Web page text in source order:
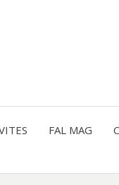
FAL MAG